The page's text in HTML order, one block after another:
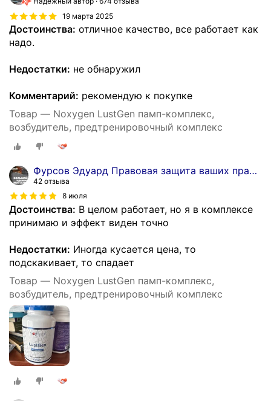
19 марта 2025
Достоинства: отличное качество, все работает как
надо.
Недостатки: не обнаружил
Комментарий: рекомендую к покупке
Товар — Noxygen LustGen памп-комплекс,
возбудитель, предтренировочный комплекс
Фурсов Эдуард Правовая защита ваших прав и бизнеса
42 отзыва
8 июля
Достоинства: В целом работает, но я в комплексе
принимаю и эффект виден точно
Недостатки: Иногда кусается цена, то
подскакивает, то спадает
Товар — Noxygen LustGen памп-комплекс,
возбудитель, предтренировочный комплекс